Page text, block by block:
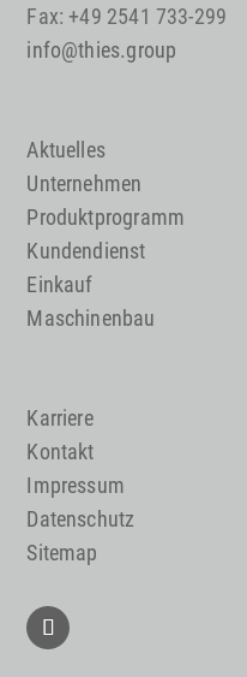
Fax: +49 2541 733-299
info@thies.group
Aktuelles
Unternehmen
Produktprogramm
Kundendienst
Einkauf
Maschinenbau
Karriere
Kontakt
Impressum
Datenschutz
Sitemap